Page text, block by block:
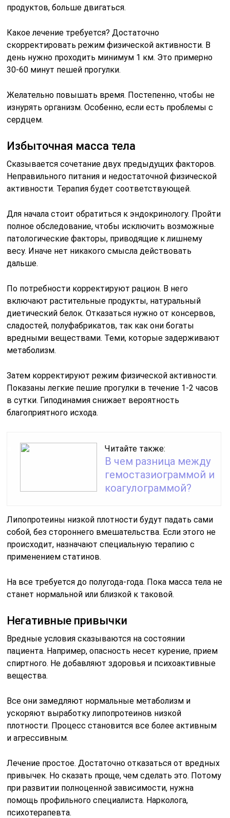
продуктов, больше двигаться.
Какое лечение требуется? Достаточно
скорректировать режим физической активности. В
день нужно проходить минимум 1 км. Это примерно
30-60 минут пешей прогулки.
Желательно повышать время. Постепенно, чтобы не
изнурять организм. Особенно, если есть проблемы с
сердцем.
Избыточная масса тела
Сказывается сочетание двух предыдущих факторов.
Неправильного питания и недостаточной физической
активности. Терапия будет соответствующей.
Для начала стоит обратиться к эндокринологу. Пройти
полное обследование, чтобы исключить возможные
патологические факторы, приводящие к лишнему
весу. Иначе нет никакого смысла действовать
дальше.
По потребности корректируют рацион. В него
включают растительные продукты, натуральный
диетический белок. Отказаться нужно от консервов,
сладостей, полуфабрикатов, так как они богаты
вредными веществами. Теми, которые задерживают
метаболизм.
Затем корректируют режим физической активности.
Показаны легкие пешие прогулки в течение 1-2 часов
в сутки. Гиподинамия снижает вероятность
благоприятного исхода.
Читайте также:
В чем разница между
гемостазиограммой и
коагулограммой?
Липопротеины низкой плотности будут падать сами
собой, без стороннего вмешательства. Если этого не
происходит, назначают специальную терапию с
применением статинов.
На все требуется до полугода-года. Пока масса тела не
станет нормальной или близкой к таковой.
Негативные привычки
Вредные условия сказываются на состоянии
пациента. Например, опасность несет курение, прием
спиртного. Не добавляют здоровья и психоактивные
вещества.
Все они замедляют нормальные метаболизм и
ускоряют выработку липопротеинов низкой
плотности. Процесс становится все более активным
и агрессивным.
Лечение простое. Достаточно отказаться от вредных
привычек. Но сказать проще, чем сделать это. Потому
при развитии полноценной зависимости, нужна
помощь профильного специалиста. Нарколога,
психотерапевта.